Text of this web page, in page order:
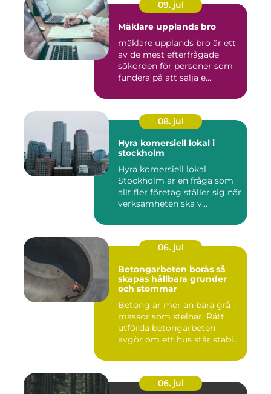
09. jul
Mäklare upplands bro
mäklare upplands bro är ett
av de mest efterfrågade
sökorden för personer som
fundera på att sälja e...
08. jul
Hyra komersiell lokal i
stockholm
Hyra komersiell lokal
Stockholm är en fråga som
allt fler företag ställer sig när
verksamheten ska v...
06. jul
Betongarbeten borås så
skapas hållbara grunder
och stommar
Betong är mer än bara grå
massor som stelnar. Rätt
utförda betongarbeten
avgör om ett hus står stabi...
06. jul